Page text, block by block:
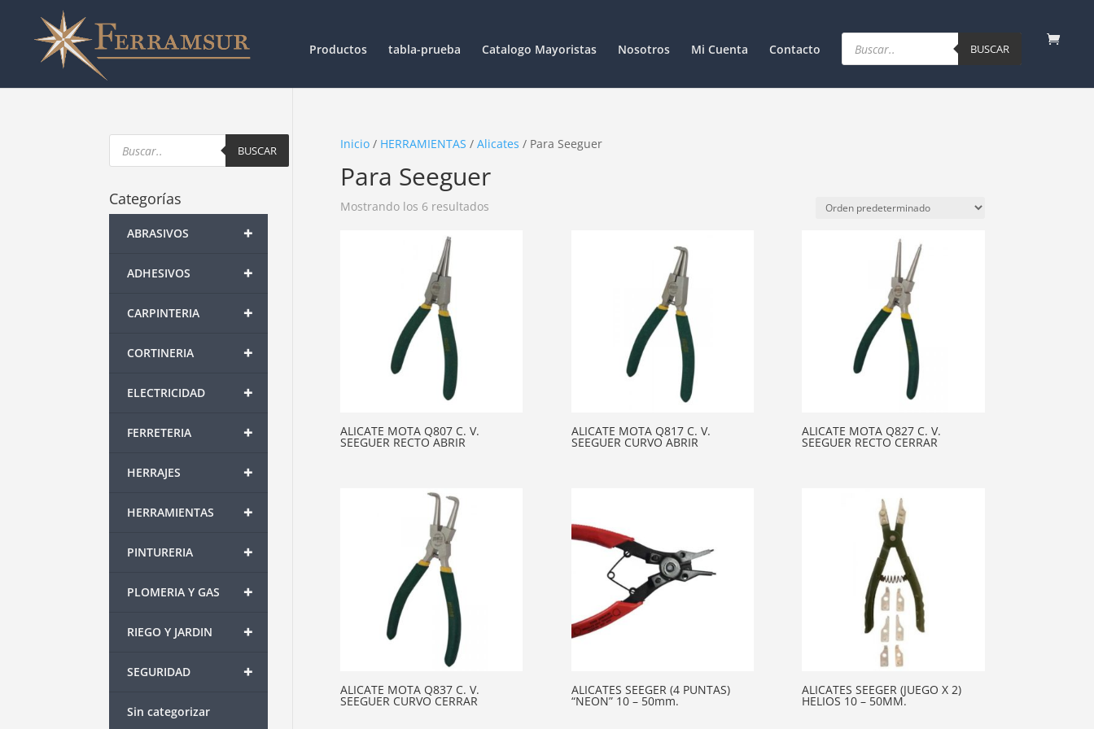
Productos tabla-prueba Catalogo Mayoristas Nosotros Mi Cuenta Contacto
Products
search BUSCAR
Inicio/ HERRAMIENTAS / Alicates / Para Seeguer
Para Seeguer
Mostrando los 6 resultados
ALICATE MOTA Q807 C. V.
SEEGUER RECTO ABRIR
ALICATE MOTA Q817 C. V.
SEEGUER CURVO ABRIR
ALICATE MOTA Q827 C. V.
SEEGUER RECTO CERRAR
ALICATE MOTA Q837 C. V.
SEEGUER CURVO CERRAR
ALICATES SEEGER (4 PUNTAS)
“NEON” 10 – 50mm.
ALICATES SEEGER (JUEGO X 2)
HELIOS 10 – 50MM.
Products
search BUSCAR
Categorías
+
ABRASIVOS
+
ADHESIVOS
+
CARPINTERIA
+
CORTINERIA
+
ELECTRICIDAD
+
FERRETERIA
+
HERRAJES
+
HERRAMIENTAS
+
PINTURERIA
+
PLOMERIA Y GAS
+
RIEGO Y JARDIN
+
SEGURIDAD
Sin categorizar